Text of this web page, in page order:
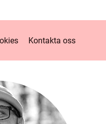
Kontakta oss